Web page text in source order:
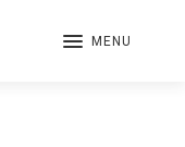
MENU